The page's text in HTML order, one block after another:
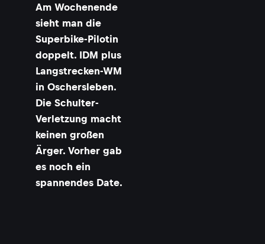
Am Wochenende
sieht man die
Superbike-Pilotin
doppelt. IDM plus
Langstrecken-WM
in Oschersleben.
Die Schulter-
Verletzung macht
keinen großen
Ärger. Vorher gab
es noch ein
spannendes Date.